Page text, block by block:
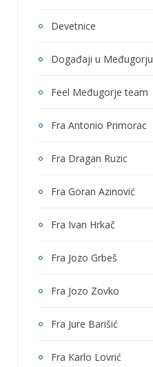
Devetnice
Događaji u Međugorju
Feel Međugorje team
Fra Antonio Primorac
Fra Dragan Ruzic
Fra Goran Azinović
Fra Ivan Hrkač
Fra Jozo Grbeš
Fra Jozo Zovko
Fra Jure Barišić
Fra Karlo Lovrić